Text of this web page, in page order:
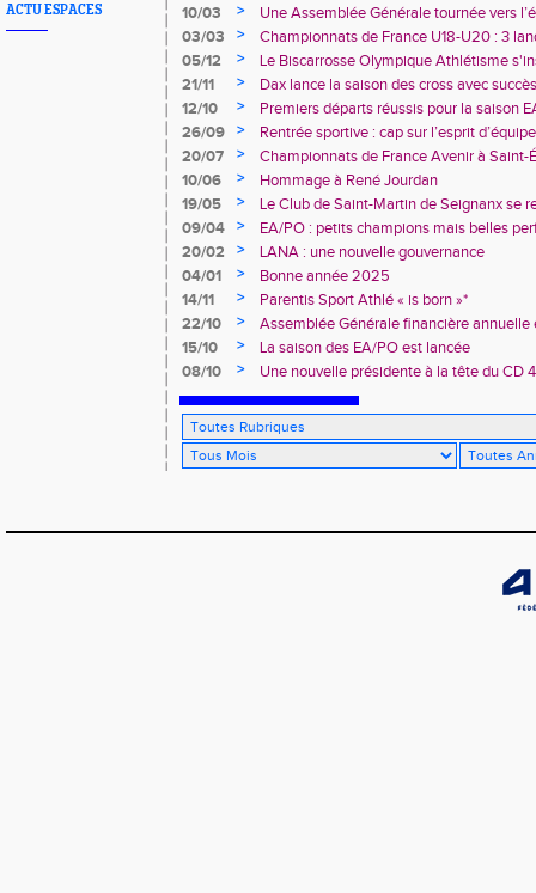
ACTU ESPACES
10/03
>
Une Assemblée Générale tournée vers
03/03
>
Championnats de France U18-U20 : 3
deux champions de France
05/12 >
Le Biscarrosse Olympique Athlétisme
"Du Stade vers l'Emploi"
21/11 >
Dax lance la saison des cross avec succès
12/10
>
Premiers départs réussis pour la saison
26/09
>
Rentrée sportive : cap sur l’esprit
20/07
>
Championnats de France Avenir à Saint-
rendez-vous
10/06 >
Hommage à René Jourdan
19/05
>
Le Club de Saint-Martin de Seignanx se
09/04
>
EA/PO : petits champions mais belles
20/02
>
LANA : une nouvelle gouvernance
04/01
>
Bonne année 2025
14/11
>
Parentis Sport Athlé « is born »*
22/10
>
Assemblée Générale financière
des Landes d’Athlétisme
15/10 >
La saison des EA/PO est lancée
08/10
> Une nouvelle présidente à la tête du CD